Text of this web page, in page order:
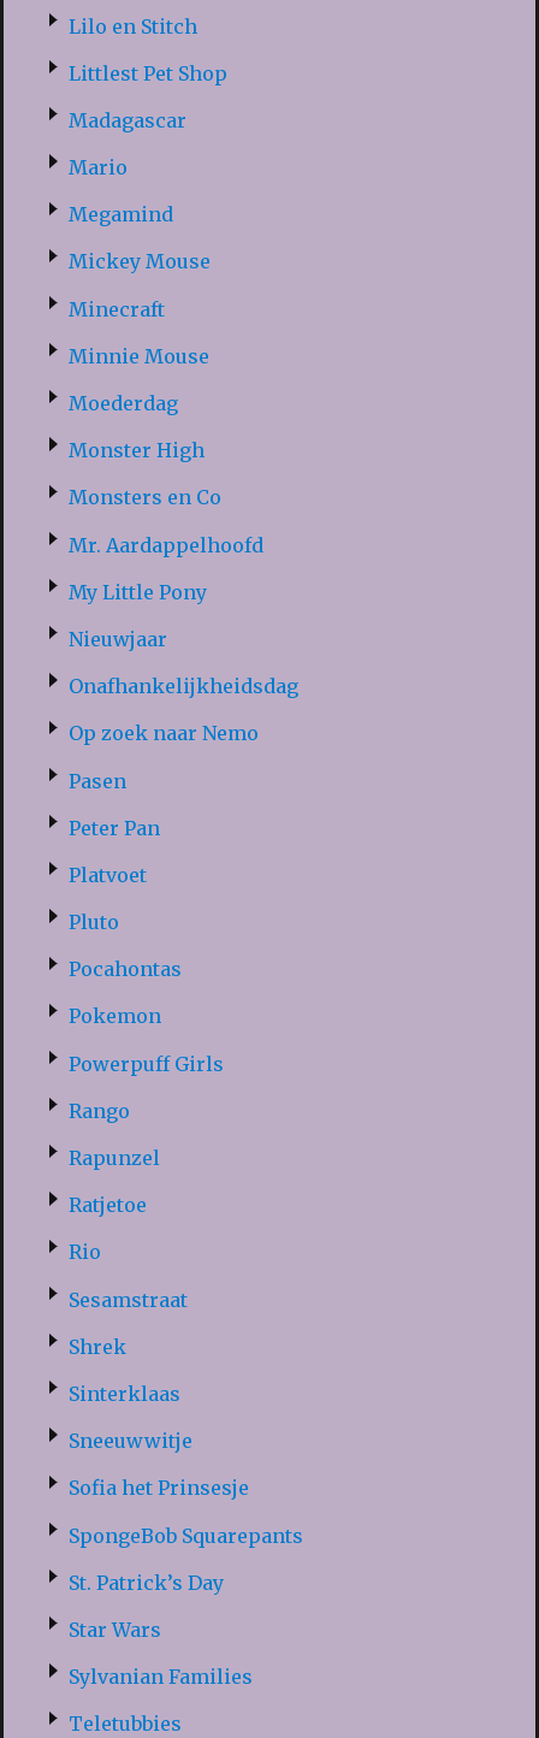
Lilo en Stitch
Littlest Pet Shop
Madagascar
Mario
Megamind
Mickey Mouse
Minecraft
Minnie Mouse
Moederdag
Monster High
Monsters en Co
Mr. Aardappelhoofd
My Little Pony
Nieuwjaar
Onafhankelijkheidsdag
Op zoek naar Nemo
Pasen
Peter Pan
Platvoet
Pluto
Pocahontas
Pokemon
Powerpuff Girls
Rango
Rapunzel
Ratjetoe
Rio
Sesamstraat
Shrek
Sinterklaas
Sneeuwwitje
Sofia het Prinsesje
SpongeBob Squarepants
St. Patrick’s Day
Star Wars
Sylvanian Families
Teletubbies